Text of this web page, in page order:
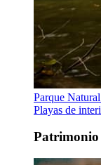
Parque
Playas de
Patrimonio